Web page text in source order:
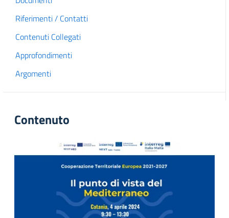
Riferimenti / Contatti
Contenuti Collegati
Approfondimenti
Argomenti
Contenuto